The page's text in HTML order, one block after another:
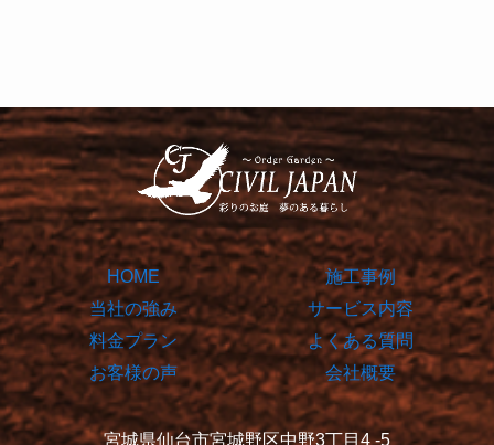
HOME
施工事例
当社の強み
サービス内容
料金プラン
よくある質問
お客様の声
会社概要
宮城県仙台市宮城野区中野3丁目4 -5